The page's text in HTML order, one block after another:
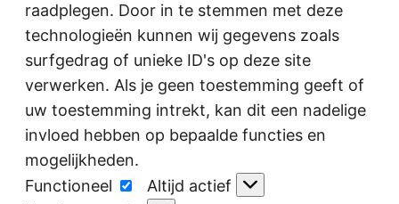
raadplegen. Door in te stemmen met deze
technologieën kunnen wij gegevens zoals
surfgedrag of unieke ID's op deze site
verwerken. Als je geen toestemming geeft of
uw toestemming intrekt, kan dit een nadelige
invloed hebben op bepaalde functies en
mogelijkheden.
Functioneel
Functioneel
Altijd actief